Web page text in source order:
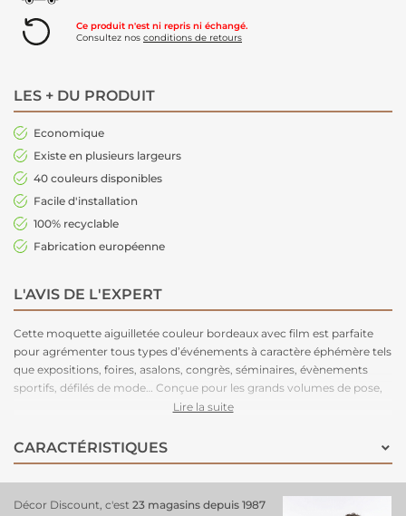
Ce produit n'est ni repris ni échangé.
Consultez nos conditions de retours
LES + DU PRODUIT
Economique
Existe en plusieurs largeurs
40 couleurs disponibles
Facile d'installation
100% recyclable
Fabrication européenne
L'AVIS DE L'EXPERT
Cette moquette aiguilletée couleur bordeaux avec film est parfaite
pour agrémenter tous types d’événements à caractère éphémère tels
que expositions, foires, asalons, congrès, séminaires, évènements
sportifs, défilés de mode… Conçue pour les grands volumes de pose,
cette moquette est légère à manipuler, facile à couper, rapide à poser
moquette peut être posée en bord à bord ou en superposé. Parce
que le respect de l’environnement est la priorité de notre fabriquant
permettant un recyclage total après l’événement.
Lire la suite
CARACTÉRISTIQUES
Décor Discount, c'est 23 magasins depuis 1987